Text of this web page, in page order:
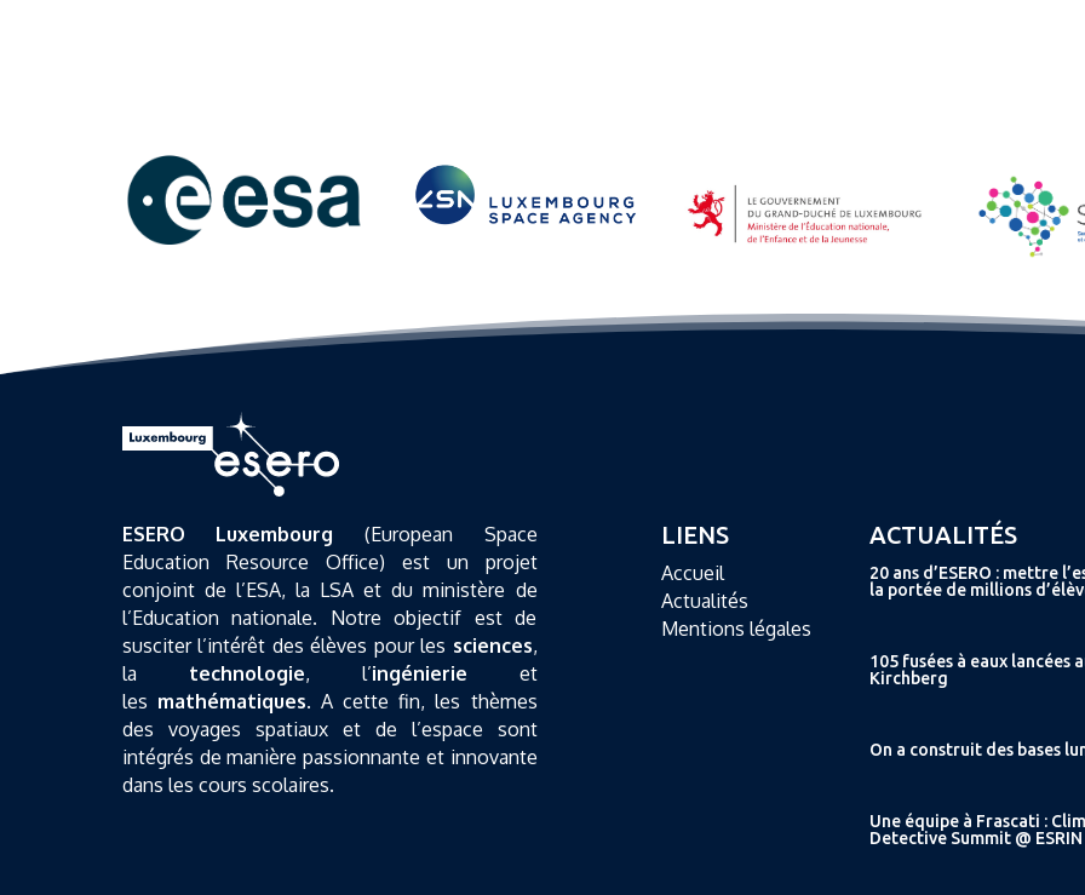
ESERO Luxembourg (European Space
Education Resource Office) est un projet
conjoint de l’ESA, la LSA et du ministère de
l’Education nationale. Notre objectif est de
susciter l’intérêt des élèves pour les sciences,
la technologie, l’ingénierie et
les mathématiques. A cette fin, les thèmes
des voyages spatiaux et de l’espace sont
intégrés de manière passionnante et innovante
dans les cours scolaires.
LIENS
Accueil
Actualités
Mentions légales
ACTUALITÉS
20 ans d’ESERO : mettre
la portée de millions
105 fusées à eaux lancées
Kirchberg
On a construit des bases
Une équipe à Frascati :
Detective Summit @ ESRIN